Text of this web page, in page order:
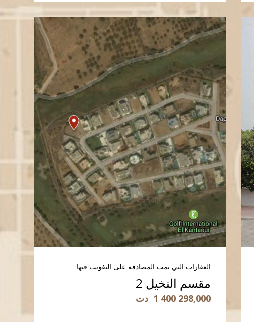
قراءة المزيد
العقارات التي تمت المصادقة على التفويت فيها
مقسم النخيل 2
1 400 298,000 دت